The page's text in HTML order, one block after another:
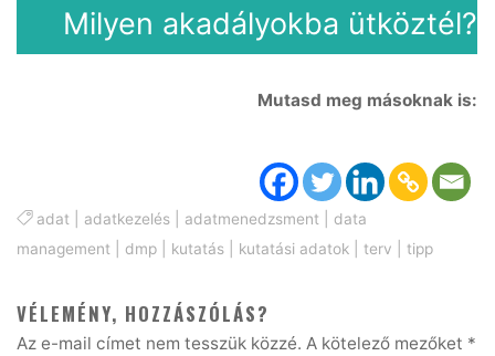
Milyen akadályokba ütköztél?
Mutasd meg másoknak is:
adat adatkezelés adatmenedzsment
data
management
dmp kutatás kutatási adatok |terv |tipp
VÉLEMÉNY, HOZZÁSZÓLÁS?
Az e-mail címet nem tesszük közzé. A kötelező mezőket *